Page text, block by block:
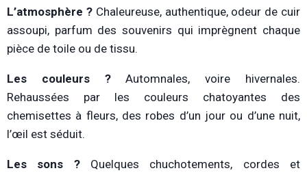
L’atmosphère ?Chaleureuse, authentique, odeur de cuir
assoupi, parfum des souvenirs qui imprègnent chaque
pièce de toile ou de tissu.
Les couleurs ?Automnales, voire hivernales.
Rehaussées par les couleurs chatoyantes des
chemisettes à fleurs, des robes d’un jour ou d’une nuit,
l’œil est séduit.
Les sons ?Quelques chuchotements, cordes et